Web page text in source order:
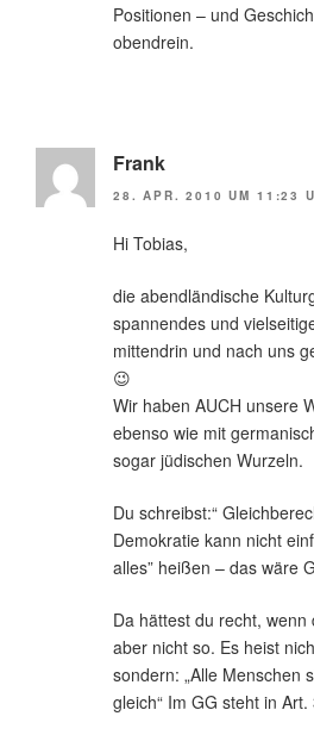
Positionen – und
obendrein.
Frank
28. APR. 2010 UM 11:23
Hi Tobias,
die abendländische
spannendes und
mittendrin und nach uns
😉
Wir haben AUCH unsere
ebenso wie mit
sogar jüdischen Wurzeln.
Du schreibst:“
Demokratie kann nicht
alles” heißen – das wäre
Da hättest du recht,
aber nicht so. Es heist
sondern: „Alle Menschen
gleich“ Im GG steht in Art.